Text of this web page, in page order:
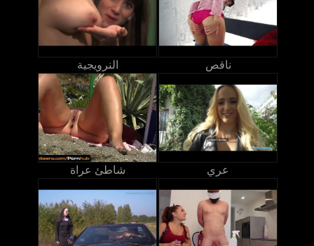
النرويجية ناقص
شاطئ عراة عري